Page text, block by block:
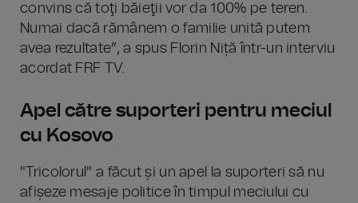
convins că toţi băieţii vor da 100% pe teren.
Numai dacă rămânem o familie unită putem
avea rezultate”, a spus Florin Niță într-un interviu
acordat FRF TV.
Apel către suporteri pentru meciul
cu Kosovo
"Tricolorul" a făcut și un apel la suporteri să nu
afișeze mesaje politice în timpul meciului cu